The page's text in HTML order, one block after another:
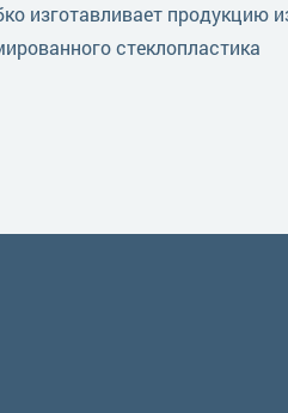
изготавливает продукцию
стеклопластика